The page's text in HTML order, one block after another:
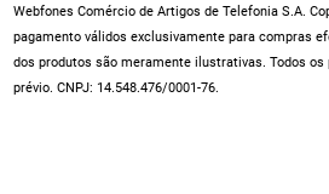
Webfones Comércio de Artigos de Telefonia S.A.
pagamento válidos exclusivamente para compras
dos produtos são meramente ilustrativas. Todos
prévio. CNPJ: 14.548.476/0001-76.